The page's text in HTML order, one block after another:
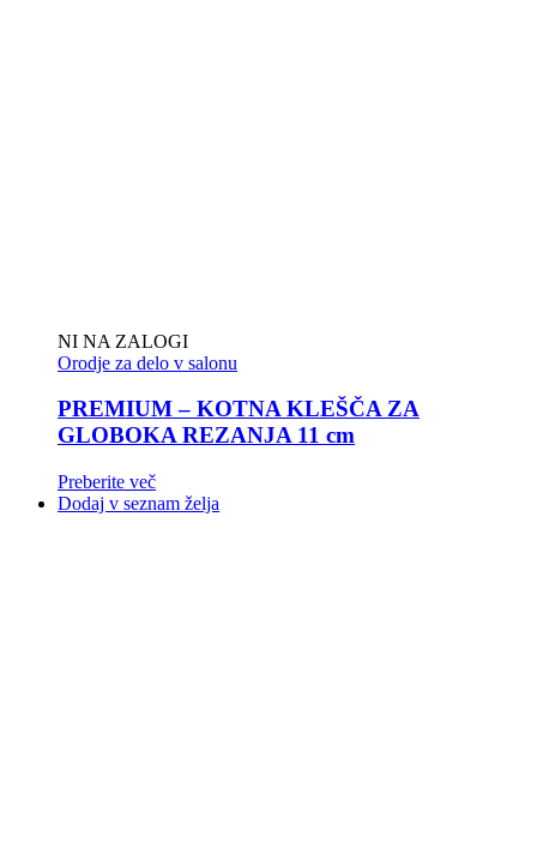
NI NA ZALOGI
Orodje za delo v salonu
PREMIUM – KOTNA KLEŠČA ZA
GLOBOKA REZANJA 11 cm
Preberite več
Dodaj v seznam želja